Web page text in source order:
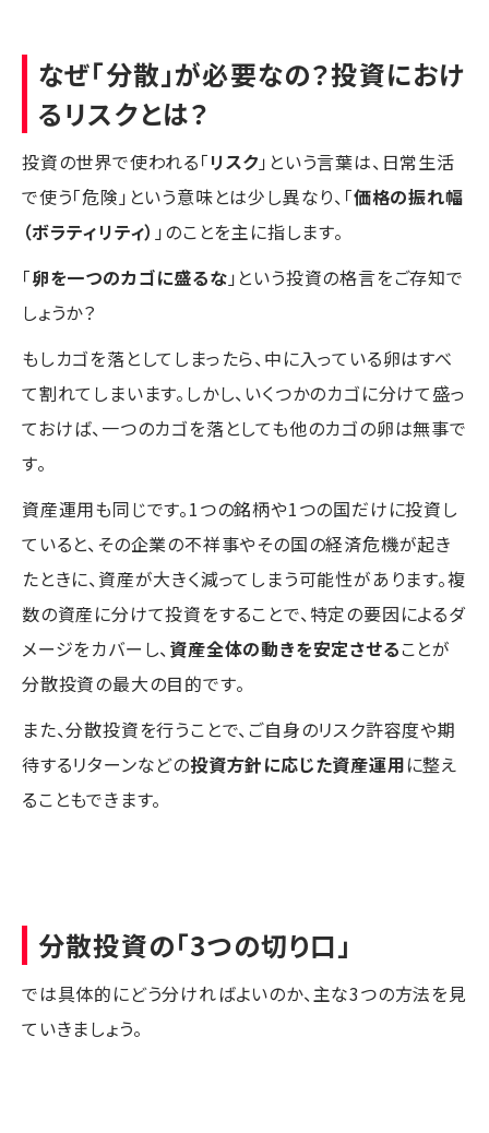
なぜ「分散」が必要なの？投資におけ
るリスクとは？
投資の世界で使われる「リスク」という言葉は、日常生活
で使う「危険」という意味とは少し異なり、「価格の振れ幅
（ボラティリティ） 」のことを主に指します。
「卵を一つのカゴに盛るな 」という投資の格言をご存知で
しょうか？
もしカゴを落としてしまったら、中に入っている卵はすべ
て割れてしまいます。しかし、いくつかのカゴに分けて盛っ
ておけば、一つのカゴを落としても他のカゴの卵は無事で
す。
資産運用も同じです。1つの銘柄や1つの国だけに投資し
ていると、その企業の不祥事やその国の経済危機が起き
たときに、資産が大きく減ってしまう可能性があります。複
数の資産に分けて投資をすることで、特定の要因によるダ
メージをカバーし、資産全体の動きを安定させることが
分散投資の最大の目的です。
また、分散投資を行うことで、ご自身のリスク許容度や期
待するリターンなどの投資方針に応じた資産運用に整え
ることもできます。
分散投資の「3つの切り口」
では具体的にどう分ければよいのか、主な3つの方法を見
ていきましょう。